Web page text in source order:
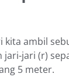
kita ambil
jari-jari (r)
5 meter.